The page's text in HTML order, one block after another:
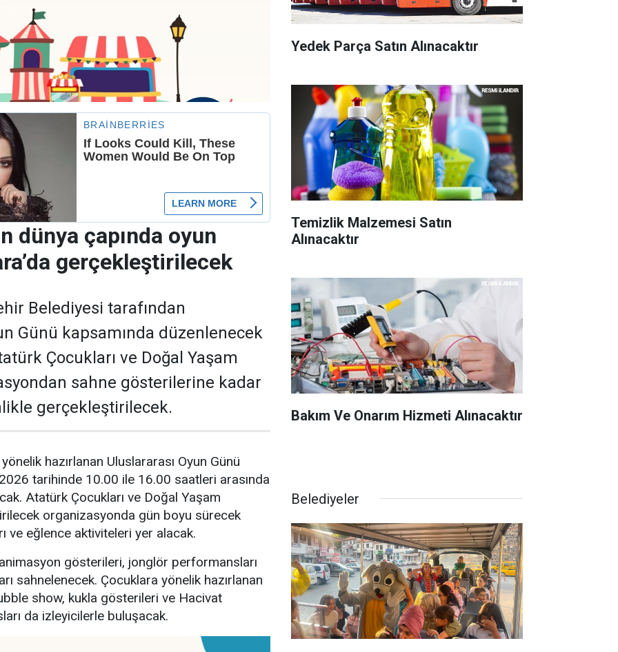
dünya çapında oyun
gerçekleştirilecek
Belediyesi tarafından
Günü kapsamında düzenlenecek
Çocukları ve Doğal Yaşam
sahne gösterilerine kadar
gerçekleştirilecek.
hazırlanan Uluslararası Oyun Günü
tarihinde 10.00 ile 16.00 saatleri arasında
Atatürk Çocukları ve Doğal Yaşam
organizasyonda gün boyu sürecek
ve eğlence aktiviteleri yer alacak.
gösterileri, jonglör performansları
sahnelenecek. Çocuklara yönelik hazırlanan
show, kukla gösterileri ve Hacivat
da izleyicilerle buluşacak.
Yedek Parça Satın Alınacaktır
Temizlik Malzemesi Satın
Alınacaktır
Bakım Ve Onarım Hizmeti Alınacaktır
Belediyeler